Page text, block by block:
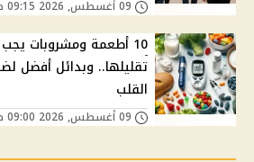
10 أطعمة ومشروبات
تقليلها.. وبدائل أفضل
القلب